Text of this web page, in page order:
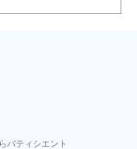
パティシエント